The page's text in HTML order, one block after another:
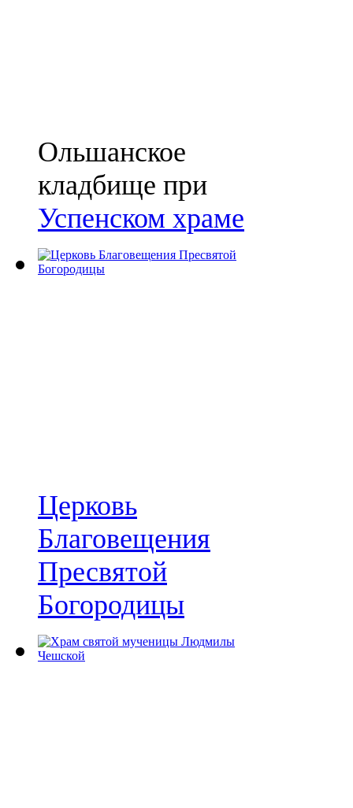
Ольшанское
кладбище при
Успенском храме
Церковь
Благовещения
Пресвятой
Богородицы